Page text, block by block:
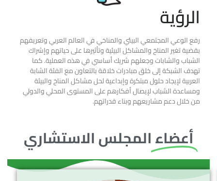
الرؤية
رفع الوعي المجتمعي البيئي والمناخي في العالم العربي وتعريفهم
بقضية تغير المناخ والمشاكل البيئية وتأثيرها على حياتهم وإشراك
الشباب والشابات وجعلهم شريك أساسي في هذه العملية. كما
تهدف الشبكة إلى خلق مبادرات خلاقة بالتعاون مع الفئة الشابة
العربية لإيجاد حلول مبتكرة وإبداعية لحل مشاكل المناخ والبيئة
ومساعدة الشباب لإيصال أفكارهم على المستوى المحلي والدولي
من خلال دعم مشاريعهم وبناء قدراتهم.
أعضاء